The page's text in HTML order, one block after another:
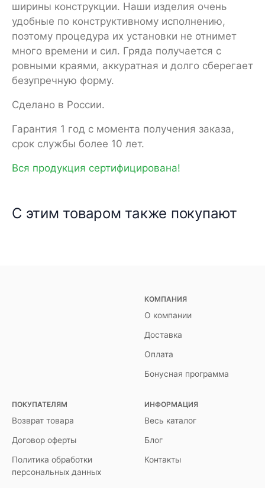
ширины конструкции. Наши изделия очень
удобные по конструктивному исполнению,
поэтому процедура их установки не отнимет
много времени и сил. Гряда получается с
ровными краями, аккуратная и долго сберегает
безупречную форму.
Сделано в России.
Гарантия 1 год с момента получения заказа,
срок службы более 10 лет.
Вся продукция сертифицирована!
С этим товаром также покупают
КОМПАНИЯ
О компании
Доставка
Оплата
Бонусная программа
ПОКУПАТЕЛЯМ
Возврат товара
Договор оферты
Политика обработки
персональных данных
ИНФОРМАЦИЯ
Весь каталог
Блог
Контакты